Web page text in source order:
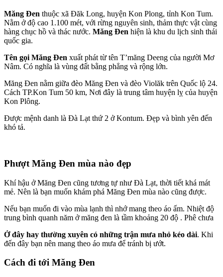
Măng Đen thuộc xã Đăk Long, huyện Kon Plong, tỉnh Kon Tum.
Nằm ở độ cao 1.100 mét, với rừng nguyên sinh, thảm thực vật cùng
hàng chục hồ và thác nước. Măng Đen hiện là khu du lịch sinh thái
quốc gia.
Tên gọi Măng Đen xuất phát từ tên T’măng Deeng của người Mơ
Nâm. Có nghĩa là vùng đất bằng phẳng và rộng lớn.
Măng Đen nằm giữa đèo Măng Đen và đèo Violăk trên Quốc lộ 24.
Cách TP.Kon Tum 50 km, Nơi đây là trung tâm huyện lỵ của huyện
Kon Plông.
Được mệnh danh là Đà Lạt thứ 2 ở Kontum. Đẹp và bình yên đến
khó tả.
Phượt Măng Đen mùa nào đẹp
Khí hậu ở Măng Đen cũng tương tự như Đà Lạt, thời tiết khá mát
mẻ. Nên là bạn muốn khám phá Măng Đen mùa nào cũng được.
Nếu bạn muốn đi vào mùa lạnh thì nhớ mang theo áo ấm. Nhiệt độ
trung bình quanh năm ở măng đen là tầm khoảng 20 độ . Phê chưa
Ở đây hay thường xuyên có những trận mưa nhỏ kéo dài. Khi
đến đây bạn nên mang theo áo mưa để tránh bị ướt.
Cách đi tới Măng Đen